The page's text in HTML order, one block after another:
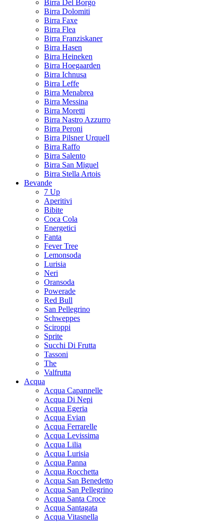
Birra Del Borgo
Birra Dolomiti
Birra Faxe
Birra Flea
Birra Franziskaner
Birra Hasen
Birra Heineken
Birra Hoegaarden
Birra Ichnusa
Birra Leffe
Birra Menabrea
Birra Messina
Birra Moretti
Birra Nastro Azzurro
Birra Peroni
Birra Pilsner Urquell
Birra Raffo
Birra Salento
Birra San Miguel
Birra Stella Artois
Bevande
7 Up
Aperitivi
Bibite
Coca Cola
Energetici
Fanta
Fever Tree
Lemonsoda
Lurisia
Neri
Oransoda
Powerade
Red Bull
San Pellegrino
Schweppes
Sciroppi
Sprite
Succhi Di Frutta
Tassoni
The
Valfrutta
Acqua
Acqua Capannelle
Acqua Di Nepi
Acqua Egeria
Acqua Evian
Acqua Ferrarelle
Acqua Levissima
Acqua Lilia
Acqua Lurisia
Acqua Panna
Acqua Rocchetta
Acqua San Benedetto
Acqua San Pellegrino
Acqua Santa Croce
Acqua Santagata
Acqua Vitasnella